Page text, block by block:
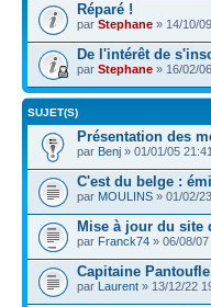
Réparé !
par Stephane » 14/10/
De l'intérêt de
par Stephane » 16/02/
SUJET(S)
Présentation des
par Benj » 01/01/05 21:41
C'est du belge :
par MOULINS » 01/02/
Mise à jour du site
par Franck74 » 06/08/
Capitaine
par Laurent » 13/12/22